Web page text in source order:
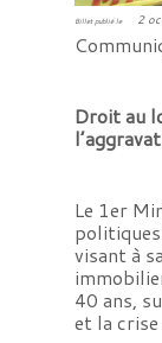
Billet publié le 2
Droit au
Le 1er
visant à
40 ans,
et la